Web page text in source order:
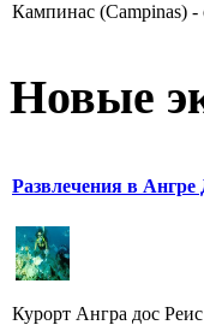
Кампинас (Campinas) -
Новые
Развлечения в
Курорт Ангра дос